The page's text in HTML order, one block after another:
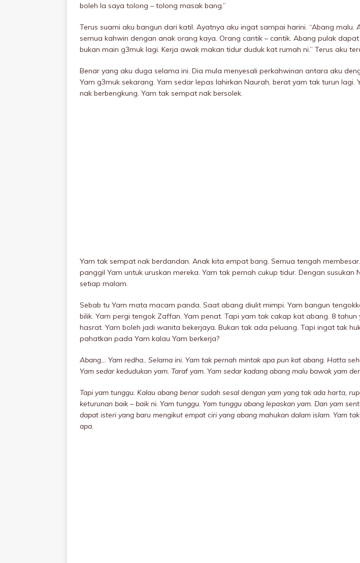
boleh la saya tolong – tolong masak bang.”
Terus suami aku bangun dari katil. Ayatnya aku ingat sampai harini. “Abang malu.
semua kahwin dengan anak orang kaya. Orang cantik – cantik. Abang pulak
bukan main g3muk lagi. Kerja awak makan tidur duduk kat rumah ni.” Terus aku
Benar yang aku duga selama ini. Dia mula menyesali perkahwinan antara aku
Yam g3muk sekarang. Yam sedar lepas lahirkan Naurah, berat yam tak turun lagi.
nak berbengkung. Yam tak sempat nak bersolek.
Yam tak sempat nak berdandan. Anak kita empat bang. Semua tengah
panggil Yam untuk uruskan mereka. Yam tak pernah cukup tidur. Dengan susukan
setiap malam.
Sebab tu Yam mata macam panda. Saat abang diulit mimpi. Yam bangun
bilik. Yam pergi tengok Zaffan. Yam penat. Tapi yam tak cakap kat abang. 8 tahun
hasrat. Yam boleh jadi wanita bekerjaya. Bukan tak ada peluang. Tapi ingat tak
pahatkan pada Yam kalau Yam berkerja?
Abang… Yam redha.. Selama ini. Yam tak pernah mintak apa pun kat abang. Hatta
Yam sedar kedudukan yam. Taraf yam. Yam sedar kadang abang malu bawak yam
Tapi yam tunggu. Kalau abang benar sudah sesal dengan yam yang tak ada harta,
keturunan baik – baik ni. Yam tunggu. Yam tunggu abang lepaskan yam. Dan yam
dapat isteri yang baru mengikut empat ciri yang abang mahukan dalam islam. Yam
apa.